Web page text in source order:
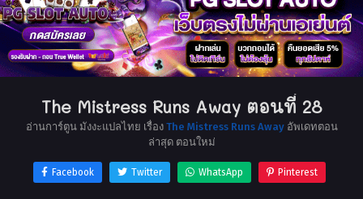
The Mistress Runs Away ตอนที่ 28
อ่านการ์ตูน มังงะแปลไทย เรื่อง The Mistress Runs Awayอัพเดทตอน
ล่าสุด ตอนใหม่
Facebook Twitter WhatsApp Pinterest